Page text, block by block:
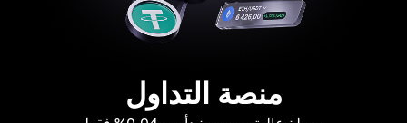
منصة التداول